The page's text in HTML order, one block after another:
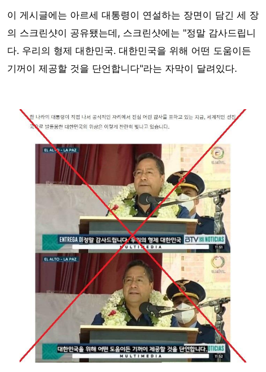
이 게시글에는 아르세 대통령이 연설하는 장면이 담긴 세 장
의 스크린샷이 공유됐는데, 스크린샷에는 "정말 감사드립니
다. 우리의 형제 대한민국. 대한민국을 위해 어떤 도움이든
기꺼이 제공할 것을 단언합니다"라는 자막이 달려있다.
Image